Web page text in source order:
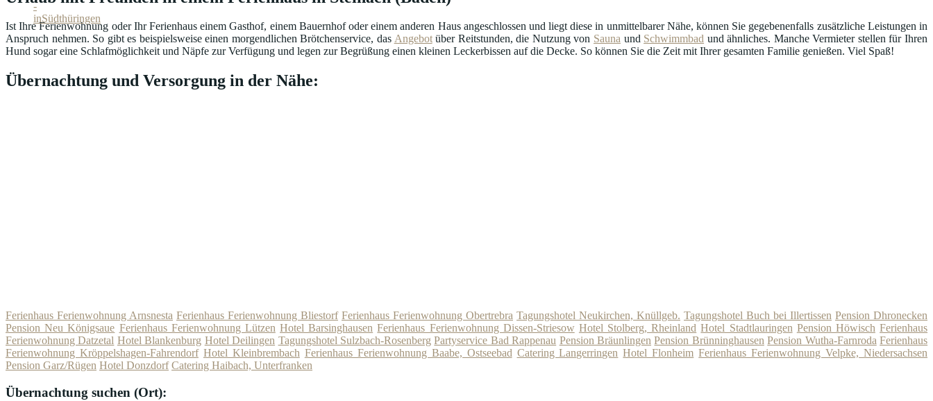
Ist Ihre Ferienwohnung oder Ihr Ferienhaus einem Gasthof, einem Bauernhof oder einem anderen Haus angeschlossen und liegt diese in unmittelbarer Nähe, können Sie gegebenenfalls zusätzliche Leistungen in
Anspruch nehmen. So gibt es beispielsweise einen morgendlichen Brötchenservice, das Angebotüber Reitstunden, die Nutzung von Saunaund Schwimmbad und ähnliches. Manche Vermieter stellen für Ihren
Hund sogar eine Schlafmöglichkeit und Näpfe zur Verfügung und legen zur Begrüßung einen kleinen Leckerbissen auf die Decke. So können Sie die Zeit mit Ihrer gesamten Familie genießen. Viel Spaß!
Übernachtung und Versorgung in der Nähe:
Ferienhaus Ferienwohnung Arnsnesta Ferienhaus Ferienwohnung Bliestorf Ferienhaus Ferienwohnung Obertrebra Tagungshotel Neukirchen, Knüllgeb. Tagungshotel Buch bei Illertissen Pension Dhronecken
Pension Neu Königsaue Ferienhaus Ferienwohnung Lützen Hotel Barsinghausen Ferienhaus Ferienwohnung Dissen-Striesow Hotel Stolberg, Rheinland Hotel Stadtlauringen Pension Höwisch Ferienhaus
Ferienwohnung Datzetal Hotel Blankenburg Hotel Deilingen Tagungshotel Sulzbach-Rosenberg Partyservice Bad Rappenau Pension Bräunlingen Pension Brünninghausen Pension Wutha-Farnroda Ferienhaus
Ferienwohnung Kröppelshagen-Fahrendorf Hotel Kleinbrembach Ferienhaus Ferienwohnung Baabe, Ostseebad Catering Langerringen Hotel Flonheim Ferienhaus Ferienwohnung Velpke, Niedersachsen
Pension Garz/Rügen Hotel Donzdorf Catering Haibach, Unterfranken
Übernachtung suchen (Ort):